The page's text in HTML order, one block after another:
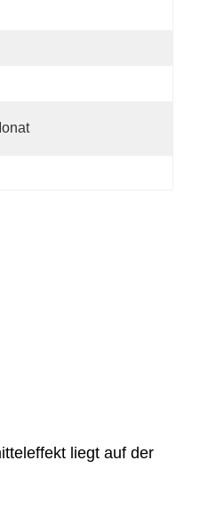
liegt auf der